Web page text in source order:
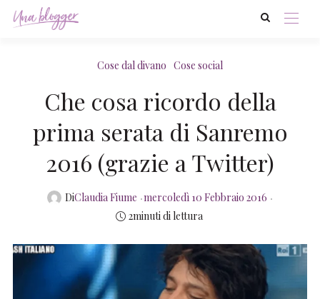
Cose dal divano Cose social
Che cosa ricordo della
prima serata di Sanremo
2016 (grazie a Twitter)
DiClaudia Fiume Posted
on
mercoledì 10 Febbraio 2016
2minuti di lettura